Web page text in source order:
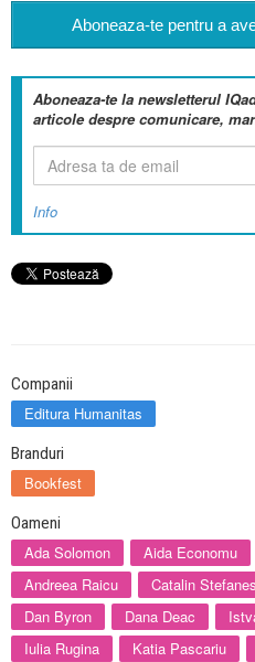
Aboneaza-te pentru a
Aboneaza-te la newsletterul
articole despre comunicare,
Info
Companii
Editura Humanitas
Branduri
Bookfest
Oameni
Ada Solomon Aida Economu
Andreea Raicu
Catalin
Dan Byron
Dana Deac
Iulia Rugina
Katia Pascariu